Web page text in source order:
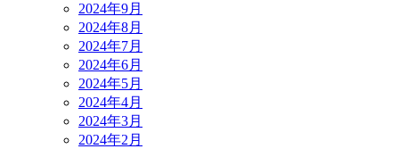
2024年9月
2024年8月
2024年7月
2024年6月
2024年5月
2024年4月
2024年3月
2024年2月